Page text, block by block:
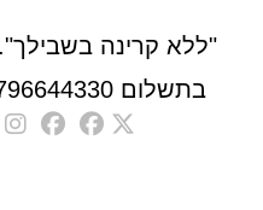
קרינה בשבילך"...
0796644330 (א-ה 09:00-12:00)